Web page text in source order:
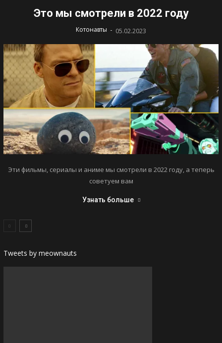
Это мы смотрели в 2022 году
Котонавты - 05.02.2023
Эти фильмы, сериалы и аниме мы смотрели в 2022 году, а теперь
советуем вам
Узнать больше
Tweets by meownauts